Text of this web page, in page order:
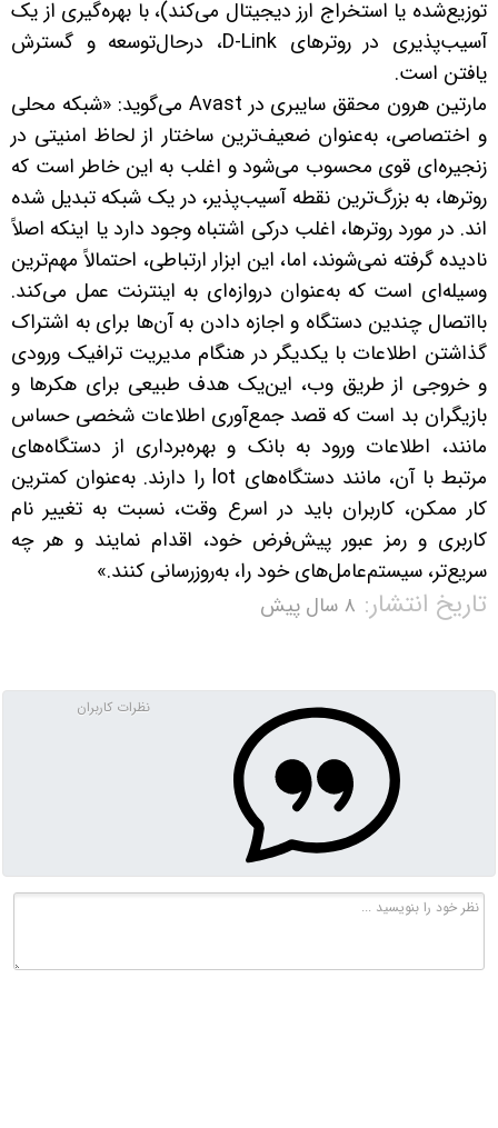
توزیع‌شده یا استخراج ارز دیجیتال می‌کند)، با بهره‌گیری از یک
آسیب‌پذیری در روترهای D-Link، درحال‌توسعه و گسترش
یافتن است.
مارتین هرون محقق سایبری در Avast می‌گوید: «شبکه محلی
و اختصاصی، به‌عنوان ضعیف‌ترین ساختار از لحاظ امنیتی در
زنجیره‌ای قوی محسوب می‌شود و اغلب به این خاطر است که
روترها، به بزرگ‌ترین نقطه آسیب‌پذیر، در یک شبکه تبدیل شده
اند. در مورد روترها، اغلب درکی اشتباه وجود دارد یا اینکه اصلاً
نادیده گرفته نمی‌شوند، اما، این ابزار ارتباطی، احتمالاً مهم‌ترین
وسیله‌ای است که به‌عنوان دروازه‌ای به اینترنت عمل می‌کند.
بااتصال چندین دستگاه و اجازه دادن به آن‌ها برای به اشتراک
گذاشتن اطلاعات با یکدیگر در هنگام مدیریت ترافیک ورودی
و خروجی از طریق وب، این‌یک هدف طبیعی برای هکرها و
بازیگران بد است که قصد جمع‌آوری اطلاعات شخصی حساس
مانند، اطلاعات ورود به بانک و بهره‌برداری از دستگاه‌های
مرتبط با آن، مانند دستگاه‌های lot را دارند. به‌عنوان کمترین
کار ممکن، کاربران باید در اسرع وقت، نسبت به تغییر نام
کاربری و رمز عبور پیش‌فرض خود، اقدام نمایند و هر چه
سریع‌تر، سیستم‌عامل‌های خود را، به‌روزرسانی کنند.»
تاریخ انتشار: ۸ سال پیش
نظرات کاربران